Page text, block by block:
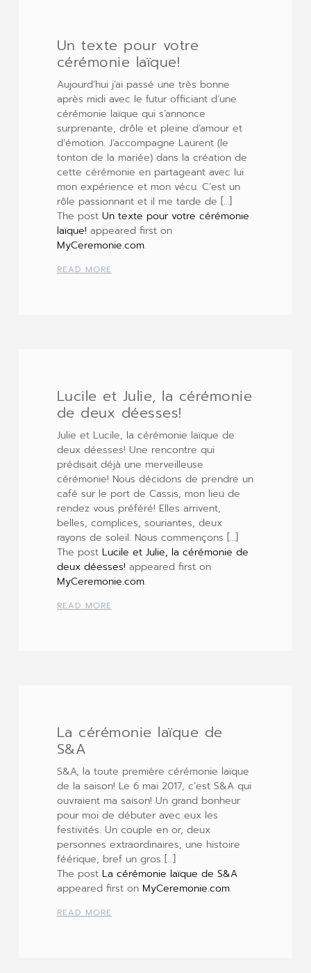
Un texte pour votre
cérémonie laïque!
Aujourd’hui j’ai passé une très bonne
après midi avec le futur officiant d’une
cérémonie laïque qui s’annonce
surprenante, drôle et pleine d’amour et
d’émotion. J’accompagne Laurent (le
tonton de la mariée) dans la création de
cette cérémonie en partageant avec lui
mon expérience et mon vécu. C’est un
rôle passionnant et il me tarde de […]
The post Un texte pour votre cérémonie
laïque! appeared first on
MyCeremonie.com.
READ MORE
Lucile et Julie, la cérémonie
de deux déesses!
Julie et Lucile, la cérémonie laïque de
deux déesses! Une rencontre qui
prédisait déjà une merveilleuse
cérémonie! Nous décidons de prendre un
café sur le port de Cassis, mon lieu de
rendez vous préféré! Elles arrivent,
belles, complices, souriantes, deux
rayons de soleil. Nous commençons […]
The post Lucile et Julie, la cérémonie de
deux déesses! appeared first on
MyCeremonie.com.
READ MORE
La cérémonie laïque de
S&A
S&A, la toute première cérémonie laïque
de la saison! Le 6 mai 2017, c’est S&A qui
ouvraient ma saison! Un grand bonheur
pour moi de débuter avec eux les
festivités. Un couple en or, deux
personnes extraordinaires, une histoire
féérique, bref un gros […]
The post La cérémonie laïque de S&A
appeared first on MyCeremonie.com.
READ MORE